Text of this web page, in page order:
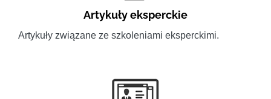
Artykuły eksperckie
Artykuły związane ze szkoleniami eksperckimi.